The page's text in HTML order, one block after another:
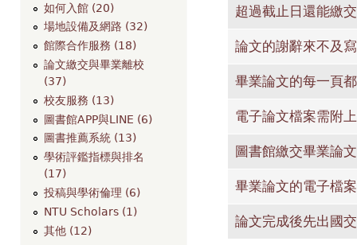
如何入館 (20)
場地設備及網路 (32)
館際合作服務 (18)
論文繳交與畢業離校
(37)
校友服務 (13)
圖書館APP與LINE (6)
圖書推薦系統 (13)
學術評鑑指標與排名
(17)
投稿與學術倫理 (6)
NTU Scholars (1)
其他 (12)
超過截止日還能繳
論文的謝辭來不及
畢業論文的每一頁
電子論文檔案需附
圖書館繳交畢業論
畢業論文的電子檔
論文完成後先出國